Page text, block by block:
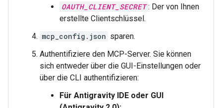
OAUTH_CLIENT_SECRET : Der von Ihnen
erstellte Clientschlüssel.
mcp_config.json sparen.
Authentifiziere den MCP-Server. Sie können
sich entweder über die GUI-Einstellungen oder
über die CLI authentifizieren:
Für Antigravity IDE oder GUI